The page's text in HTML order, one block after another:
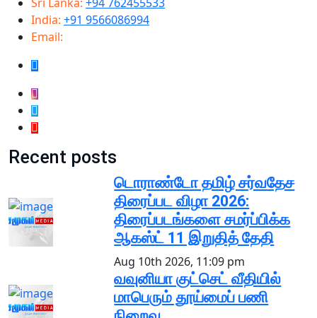
India: +91 9566086994
Email:
Recent posts
டொராண்டோ தமிழ் சர்வதேச
திரைப்பட விழா 2026:
திரைப்படங்களை சமர்ப்பிக்க
ஆகஸ்ட் 11 இறுதித் தேதி
Aug 10th 2026, 11:09 pm
வவுனியா குட்செட் வீதியில்
மாபெரும் தூய்மைப் பணி